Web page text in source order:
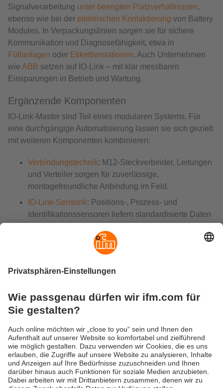
Signalverarbeitung unter beengten Platzverhältnissen,
ebenso wie bei der elektrischen Kontaktierung von Battery
Modules. In Verpackungslinien sorgen sie für sichere
Kommunikation und Diagnosefähigkeit, etwa in
Füllanlagen oder Etikettierstationen. Auch Unternehmen
wie ABB setzen auf IO-Link – mit klar messbaren
Einsparungen in Betrieb und Wartung.
Ergänzende Komponenten
IO-Link-Master sind Teil eines modularen Systems. Für
eine durchgängige Automatisierung lassen sie sich gezielt
mit weiteren Komponenten kombinieren:
Verbindungstechnik: M12-Steckverbinder, Leitungen
und Verteiler sorgen für zuverlässige,
montagefreundliche Anbindung im Feld.
IO-Link-Sensorik: Positions-, Prozess- und
Identifikationssensoren liefern standardisierte Daten
: Für zentrale Konfiguration,
Zustandsüberwachung und Analyse aller IO-Link-
Geräte im System.
Zubehör: Halterungen, Schutzgehäuse und
Verteilerlösungen für flexible Installation – vom
Hygienebereich bis zur dezentralen Fertigung.
Versandkosten
Gewährleistung
AGB
Barrierefreiheit